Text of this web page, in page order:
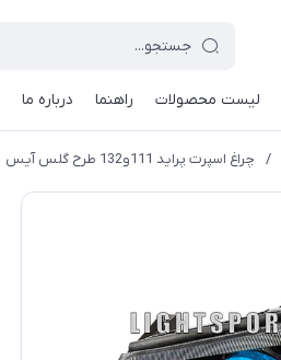
لیست محصولات راهنما درباره ما
/ چراغ اسپرت پراید 111و132 طرح گلس آیس